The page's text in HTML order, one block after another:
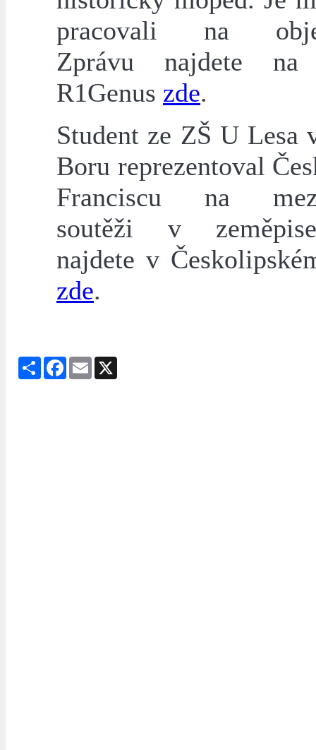
pracovali na
Zprávu najdete na
R1Genus zde.
Student ze ZŠ U Lesa
Boru reprezentoval
Franciscu na
soutěži v
najdete v
zde.
Share Facebook
Email